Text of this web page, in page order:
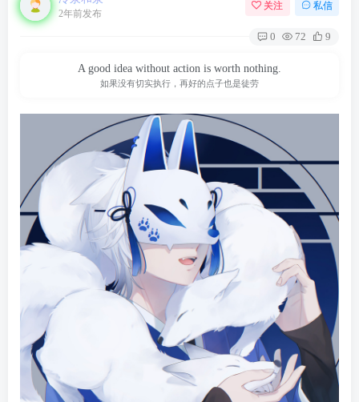
2年前发布
关注 私信
0 72 9
A good idea without action is worth nothing.
如果没有切实执行，再好的点子也是徒劳